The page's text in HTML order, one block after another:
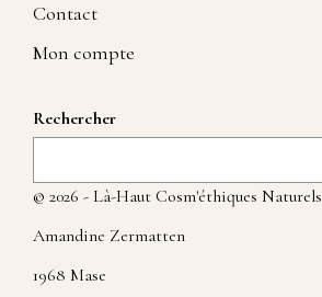
Contact
Mon compte
Rechercher
© 2026 - Là-Haut Cosm'éthiques Naturels
Amandine Zermatten
1968 Mase